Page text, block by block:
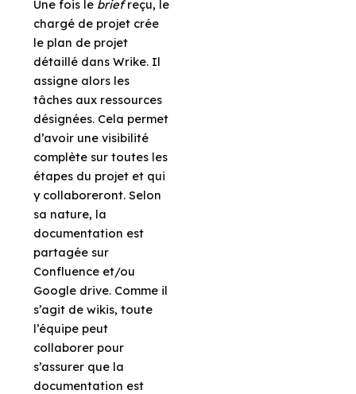
Une fois le briefreçu, le
chargé de projet crée
le plan de projet
détaillé dans Wrike. Il
assigne alors les
tâches aux ressources
désignées. Cela permet
d’avoir une visibilité
complète sur toutes les
étapes du projet et qui
y collaboreront. Selon
sa nature, la
documentation est
partagée sur
Confluence et/ou
Google drive. Comme il
s’agit de wikis, toute
l’équipe peut
collaborer pour
s’assurer que la
documentation est